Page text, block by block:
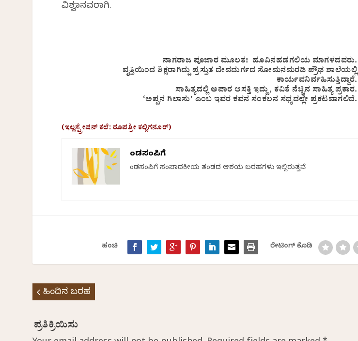
ವಿಶ್ವಮಾನವರಾಗಿ.
ನಾಗರಾಜ ಪೂಜಾರ ಮೂಲತಃ ಹೂವಿನಹಡಗಲಿಯ ಮಾಗಳದವರು.
ವೃತ್ತಿಯಿಂದ ಶಿಕ್ಷರಾಗಿದ್ದು ಪ್ರಸ್ತುತ ದೇವದುರ್ಗದ ಸೋಮನಮರಡಿ ಪ್ರೌಢ ಶಾಲೆಯಲ್ಲಿ
ಕಾರ್ಯವನಿರ್ವಹಿಸುತ್ತಿದ್ದಾರೆ.
ಸಾಹಿತ್ಯದಲ್ಲಿ ಅಪಾರ ಆಸಕ್ತಿ ಇದ್ದು, ಕವಿತೆ ನೆಚ್ಚಿನ ಸಾಹಿತ್ಯ ಪ್ರಕಾರ.
‘ಅಪ್ಪನ ಗಿಲಾಸು’ ಎಂಬ ಇವರ ಕವನ ಸಂಕಲನ ಸಧ್ಯದಲ್ಲೇ ಪ್ರಕಟವಾಗಲಿದೆ.
(ಇಲ್ಲಸ್ಟ್ರೇಷನ್ ಕಲೆ: ರೂಪಶ್ರೀ ಕಲ್ಲಿಗನೂರ್)
ಕೆಂಡಸಂಪಿಗೆ
ಕೆಂಡಸಂಪಿಗೆ ಸಂಪಾದಕೀಯ ತಂಡದ ಆಶಯ ಬರಹಗಳು ಇಲ್ಲಿರುತ್ತವೆ
ಹಂಚಿ ರೇಟಿಂಗ್ ಕೊಡಿ
ಹಿಂದಿನ ಬರಹ